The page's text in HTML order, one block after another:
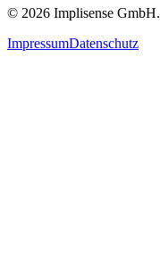
© 2026 Implisense GmbH.
ImpressumDatenschutz